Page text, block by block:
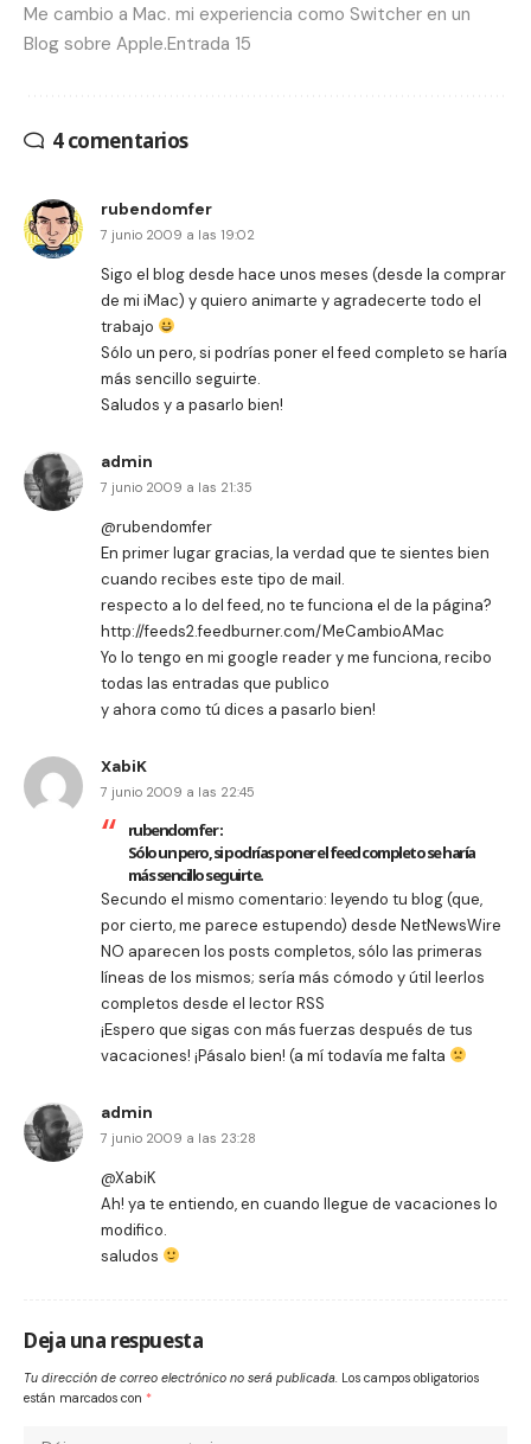
Me cambio a Mac. mi experiencia como Switcher en un
Blog sobre Apple.Entrada 15
4 comentarios
rubendomfer
7 junio 2009 a las 19:02
Sigo el blog desde hace unos meses (desde la comprar
de mi iMac) y quiero animarte y agradecerte todo el
trabajo
Sólo un pero, si podrías poner el feed completo se haría
más sencillo seguirte.
Saludos y a pasarlo bien!
admin
7 junio 2009 a las 21:35
@rubendomfer
En primer lugar gracias, la verdad que te sientes bien
cuando recibes este tipo de mail.
respecto a lo del feed, no te funciona el de la página?
http://feeds2.feedburner.com/MeCambioAMac
Yo lo tengo en mi google reader y me funciona, recibo
todas las entradas que publico
y ahora como tú dices a pasarlo bien!
XabiK
7 junio 2009 a las 22:45
rubendomfer:
Sólo un pero, si podrías poner el feed completo se haría
más sencillo seguirte.
Secundo el mismo comentario: leyendo tu blog (que,
por cierto, me parece estupendo) desde NetNewsWire
NO aparecen los posts completos, sólo las primeras
líneas de los mismos; sería más cómodo y útil leerlos
completos desde el lector RSS
¡Espero que sigas con más fuerzas después de tus
vacaciones! ¡Pásalo bien! (a mí todavía me falta
admin
7 junio 2009 a las 23:28
@XabiK
Ah! ya te entiendo, en cuando llegue de vacaciones lo
modifico.
saludos
Deja una respuesta
Tu dirección de correo electrónico no será publicada. Los campos obligatorios
están marcados con *